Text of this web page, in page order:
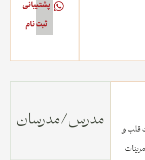
پشتیبانی
ثبت نام
مدرس/مدرسان
قلب و